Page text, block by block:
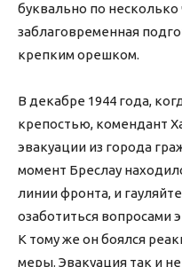
буквально по несколько
заблаговременная
крепким орешком.
В декабре 1944 года,
крепостью, комендант
эвакуации из города
момент Бреслау
линии фронта, и
озаботиться вопросами
К тому же он боялся
меры. Эвакуация так и